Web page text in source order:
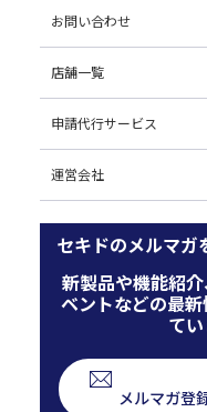
お問い合わせ
店舗一覧
申請代行サービス
運営会社
セキドのメルマガ
新製品や機能紹介
ベントなどの最新
てい
メルマガ登